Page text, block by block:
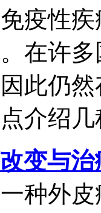
疫性
在许
此仍
介绍几
变与治
种外